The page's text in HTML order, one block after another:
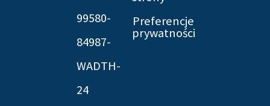
99580-
84987-
WADTH-
24
Preferencje
prywatności